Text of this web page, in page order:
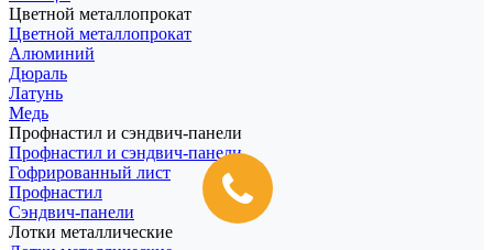
Цветной металлопрокат
Цветной металлопрокат
Алюминий
Дюраль
Латунь
Медь
Профнастил и сэндвич-панели
Профнастил и сэндвич-панели
Гофрированный лист
Профнастил
Сэндвич-панели
Лотки металлические